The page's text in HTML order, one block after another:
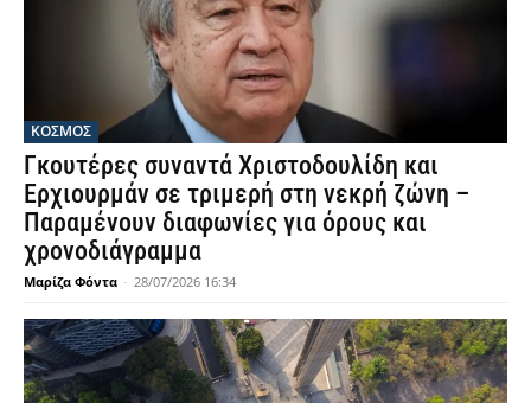
ΚΟΣΜΟΣ
Γκουτέρες συναντά Χριστοδουλίδη και
Ερχιουρμάν σε τριμερή στη νεκρή ζώνη –
Παραμένουν διαφωνίες για όρους και
χρονοδιάγραμμα
Μαρίζα Φόντα - 28/07/2026 16:34